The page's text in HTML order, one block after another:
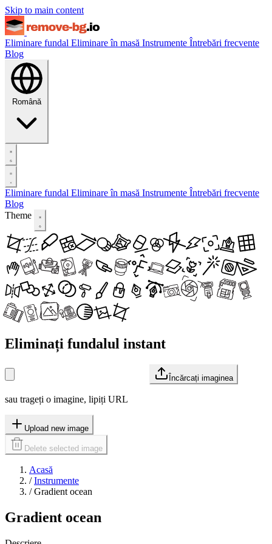
Skip to main content
Eliminare fundal Eliminare în masă Instrumente Întrebări frecvente
Blog
Română
Eliminare fundal Eliminare în masă Instrumente Întrebări frecvente
Blog
Theme
Eliminați fundalul instant
Încărcați imaginea
sau trageți o imagine, lipiți URL
Upload new image
Delete selected image
Acasă
/ Instrumente
/ Gradient ocean
Gradient ocean